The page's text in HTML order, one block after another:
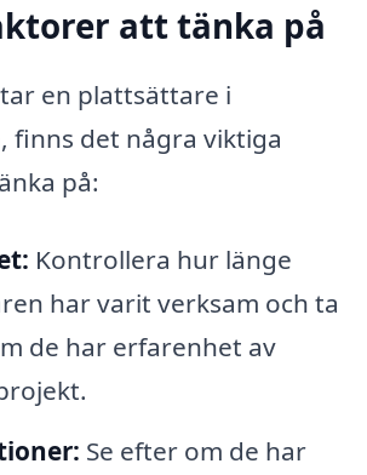
att tänka på
en plattsättare i
finns det några viktiga
på:
Kontrollera hur länge
har varit verksam och ta
de har erfarenhet av
Se efter om de har